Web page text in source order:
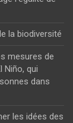
la biodiversité
mesures de
Niño, qui
dans
les idées des